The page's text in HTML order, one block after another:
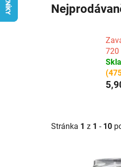
720
Stránka 1 z 1 - 10